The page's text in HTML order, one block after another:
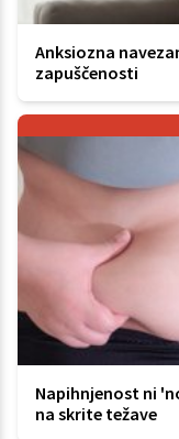
Anksiozna
zapuščenosti
Napihnjenost ni
na skrite težave